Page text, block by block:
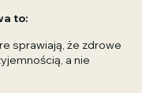
to:
sprawiają, że zdrowe
a nie